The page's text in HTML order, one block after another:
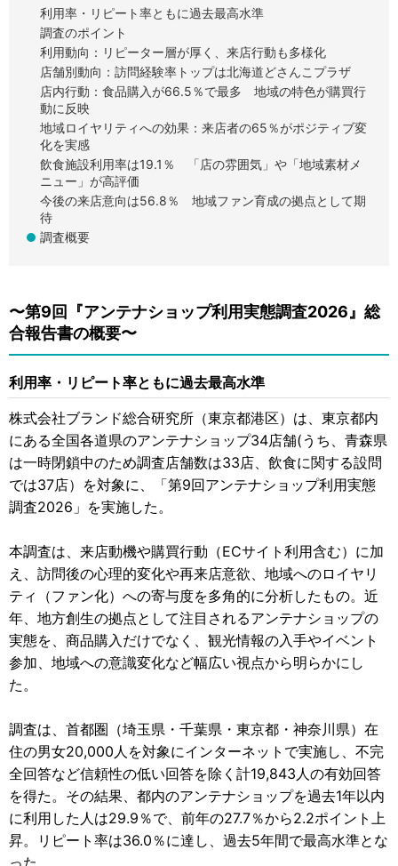
利用率・リピート率ともに過去最高水準
調査のポイント
利用動向：リピーター層が厚く、来店行動も多様化
店舗別動向：訪問経験率トップは北海道どさんこプラザ
店内行動：食品購入が66.5％で最多 地域の特色が購買行
動に反映
地域ロイヤリティへの効果：来店者の65％がポジティブ変
化を実感
飲食施設利用率は19.1％ 「店の雰囲気」や「地域素材メ
ニュー」が高評価
今後の来店意向は56.8％ 地域ファン育成の拠点として期
待
調査概要
〜第9回『アンテナショップ利用実態調査2026』総
合報告書の概要〜
利用率・リピート率ともに過去最高水準
株式会社ブランド総合研究所（東京都港区）は、東京都内
にある全国各道県のアンテナショップ34店舗(うち、青森県
は一時閉鎖中のため調査店舗数は33店、飲食に関する設問
では37店）を対象に、「第9回アンテナショップ利用実態
調査2026」を実施した。
本調査は、来店動機や購買行動（ECサイト利用含む）に加
え、訪問後の心理的変化や再来店意欲、地域へのロイヤリ
ティ（ファン化）への寄与度を多角的に分析したもの。近
年、地方創生の拠点として注目されるアンテナショップの
実態を、商品購入だけでなく、観光情報の入手やイベント
参加、地域への意識変化など幅広い視点から明らかにし
た。
調査は、首都圏（埼玉県・千葉県・東京都・神奈川県）在
住の男女20,000人を対象にインターネットで実施し、不完
全回答など信頼性の低い回答を除く計19,843人の有効回答
を得た。その結果、都内のアンテナショップを過去1年以内
に利用した人は29.9％で、前年の27.7％から2.2ポイント上
昇。リピート率は36.0％に達し、過去5年間で最高水準とな